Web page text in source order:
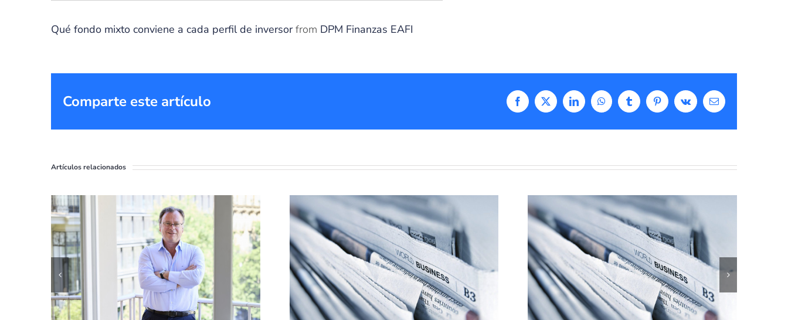
Qué fondo mixto conviene a cada perfil de inversor from DPM Finanzas EAFI
Comparte este artículo Facebook
X LinkedInWhatsAppTumblrPinterestVk
Correo
electrónico
Artículos relacionados